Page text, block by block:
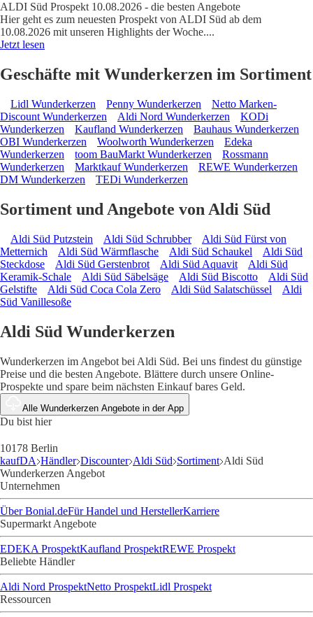
ALDI Süd Prospekt 10.08.2026 - die besten Angebote
Hier geht es zum neuesten Prospekt von ALDI Süd ab dem
10.08.2026 mit unseren Highlights der Woche....
Jetzt lesen
Geschäfte mit Wunderkerzen im Sortiment
Lidl Wunderkerzen Penny Wunderkerzen
Netto Marken-
Discount Wunderkerzen
Aldi Nord Wunderkerzen
KODi
Wunderkerzen
Kaufland Wunderkerzen
Bauhaus Wunderkerzen
OBI Wunderkerzen
Woolworth Wunderkerzen
Edeka
Wunderkerzen
toom BauMarkt Wunderkerzen
Rossmann
Wunderkerzen
Marktkauf Wunderkerzen
REWE Wunderkerzen
DM Wunderkerzen
TEDi Wunderkerzen
Sortiment und Angebote von Aldi Süd
Aldi Süd Putzstein Aldi Süd Schrubber
Aldi Süd Fürst von
Metternich
Aldi Süd Wärmflasche Aldi Süd Schaukel
Aldi Süd
Steckdose
Aldi Süd Gerstenbrot Aldi Süd Aquavit
Aldi Süd
Keramik-Schale
Aldi Süd Säbelsäge Aldi Süd Biscotto
Aldi Süd
Gelstifte
Aldi Süd Coca Cola Zero Aldi Süd Salatschüssel
Aldi
Süd Vanillesoße
Aldi Süd Wunderkerzen
Wunderkerzen im Angebot bei Aldi Süd. Bei uns findest du günstige
Preise und die besten Angebote. Blättere durch unsere Online-
Prospekte und spare beim nächsten Einkauf bares Geld.
Alle Wunderkerzen Angebote in der App
Du bist hier
10178 Berlin
kaufDA Händler Discounter Aldi Süd Sortiment Aldi Süd
Wunderkerzen Angebot
Unternehmen
Über Bonial.deFür Handel und HerstellerKarriere
Supermarkt Angebote
EDEKA ProspektKaufland ProspektREWE Prospekt
Beliebte Händler
Aldi Nord ProspektNetto ProspektLidl Prospekt
Ressourcen